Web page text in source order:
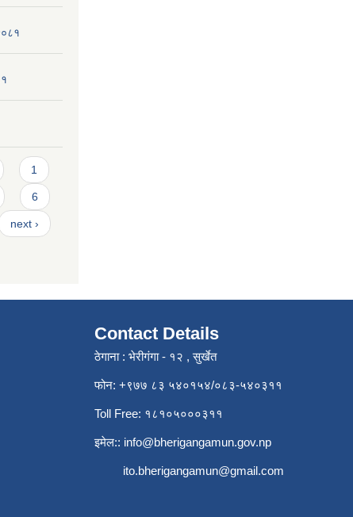
1
6
next ›
Contact Details
ठेगाना : भेरीगंगा - १२ , सुर्खेत
फोन: +९७७ ८३ ५४०१५४/०८३-५४०३११
Toll Free: १८१०५०००३११
इमेल:: info@bherigangamun.gov.np
ito.bherigangamun@gmail.com